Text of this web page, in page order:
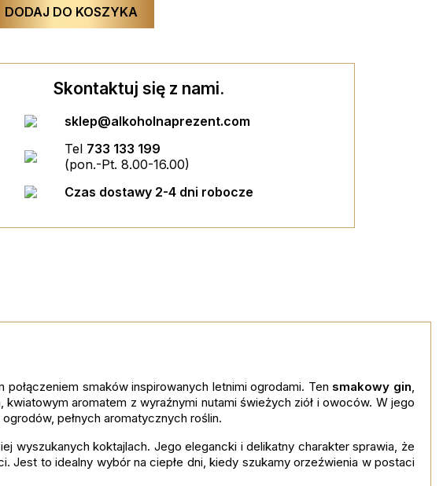
KIELISZEK MAXI
40,00 PLN
DO KOSZYKA
ZESTAW 2 KIELISZKÓW MAXI
FOR YOU BOX
DO KOSZYKA DODAJ DO KOSZYKA
DODAJ DO KOSZYKA
Skontaktuj się z nami.
sklep@alkoholnaprezent.com
Tel 733 133 199
(pon.-Pt. 8.00-16.00)
Czas dostawy 2-4 dni robocze
smaków inspirowanych letnimi ogrodami. Ten smakowy gin,
aromatem z wyraźnymi nutami świeżych ziół i owoców. W jego
pełnych aromatycznych roślin.
wyszukanych koktajlach. Jego elegancki i delikatny charakter sprawia, że
Jest to idealny wybór na ciepłe dni, kiedy szukamy orzeźwienia w postaci